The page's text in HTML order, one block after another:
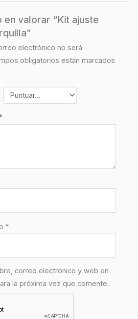
en valorar “Kit ajuste
electrónico no será
obligatorios están marcados
*
correo electrónico y web en
la próxima vez que comente.